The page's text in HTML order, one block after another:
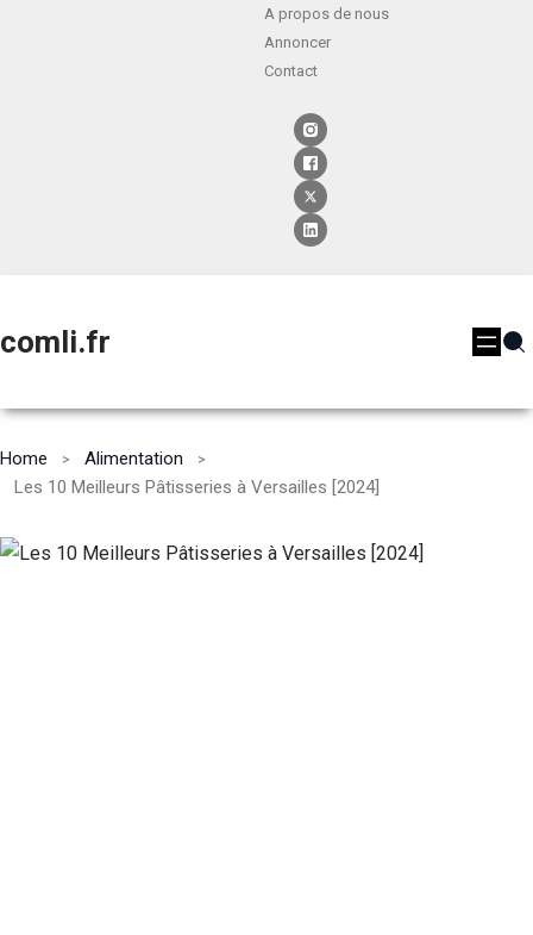
A propos de nous
Annoncer
Contact
comli.fr
Home
Alimentation
Les 10 Meilleurs Pâtisseries à Versailles [2024]